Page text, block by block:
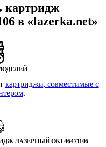
картридж
в «lazerka.net»
картриджи, совместимые с
.
ЛАЗЕРНЫЙ OKI 46471106